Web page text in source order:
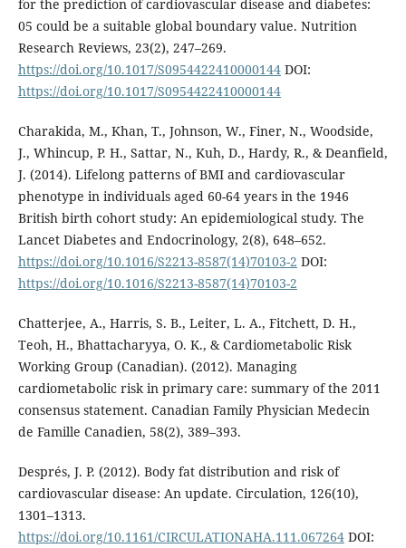
for the prediction of cardiovascular disease and diabetes:
05 could be a suitable global boundary value. Nutrition
Research Reviews, 23(2), 247–269.
https://doi.org/10.1017/S0954422410000144DOI:
https://doi.org/10.1017/S0954422410000144
Charakida, M., Khan, T., Johnson, W., Finer, N., Woodside,
J., Whincup, P. H., Sattar, N., Kuh, D., Hardy, R., & Deanfield,
J. (2014). Lifelong patterns of BMI and cardiovascular
phenotype in individuals aged 60-64 years in the 1946
British birth cohort study: An epidemiological study. The
Lancet Diabetes and Endocrinology, 2(8), 648–652.
https://doi.org/10.1016/S2213-8587(14)70103-2 DOI:
https://doi.org/10.1016/S2213-8587(14)70103-2
Chatterjee, A., Harris, S. B., Leiter, L. A., Fitchett, D. H.,
Teoh, H., Bhattacharyya, O. K., & Cardiometabolic Risk
Working Group (Canadian). (2012). Managing
cardiometabolic risk in primary care: summary of the 2011
consensus statement. Canadian Family Physician Medecin
de Famille Canadien, 58(2), 389–393.
Després, J. P. (2012). Body fat distribution and risk of
cardiovascular disease: An update. Circulation, 126(10),
1301–1313.
https://doi.org/10.1161/CIRCULATIONAHA.111.067264DOI: